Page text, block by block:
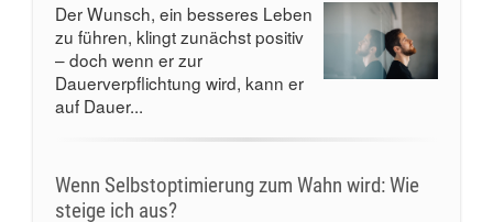
Der Wunsch, ein besseres Leben
zu führen, klingt zunächst positiv
– doch wenn er zur
Dauerverpflichtung wird, kann er
auf Dauer...
Wenn Selbstoptimierung zum Wahn wird: Wie
steige ich aus?